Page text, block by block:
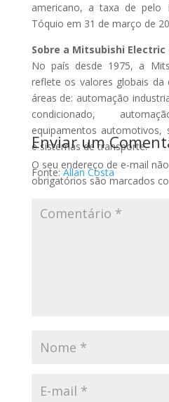
americano, a taxa de pelo
Tóquio em 31 de março de
Sobre a Mitsubishi Electric
No país desde 1975, a
reflete os valores globais da
áreas de: automação
condicionado,
equipamentos automotivos,
e sistemas de transporte.
Fonte:Allan Costa
Enviar um
O seu endereço de e-mail
obrigatórios são marcados